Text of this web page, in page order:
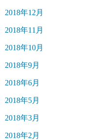
2018年12月
2018年11月
2018年10月
2018年9月
2018年6月
2018年5月
2018年3月
2018年2月